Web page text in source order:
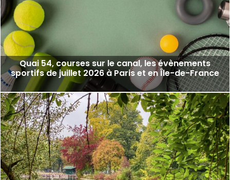
Quai 54, courses sur le canal, les évènements
sportifs de juillet 2026 à Paris et en Île-de-France